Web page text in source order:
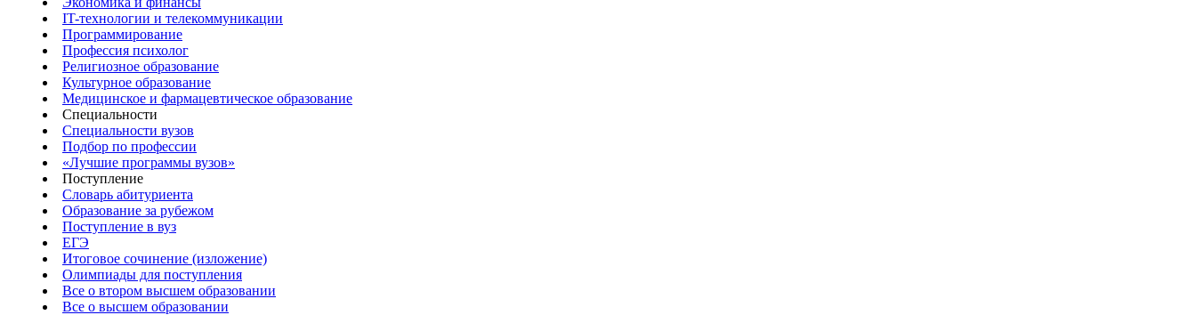
IT-технологии и телекоммуникации
Программирование
Профессия психолог
Религиозное образование
Культурное образование
Медицинское и фармацевтическое образование
Специальности
Специальности вузов
Подбор по профессии
«Лучшие программы вузов»
Поступление
Словарь абитуриента
Образование за рубежом
Поступление в вуз
ЕГЭ
Итоговое сочинение (изложение)
Олимпиады для поступления
Все о втором высшем образовании
Все о высшем образовании